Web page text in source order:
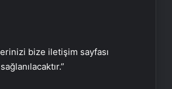
bize iletişim sayfası
öğretmen, öğrenciyi